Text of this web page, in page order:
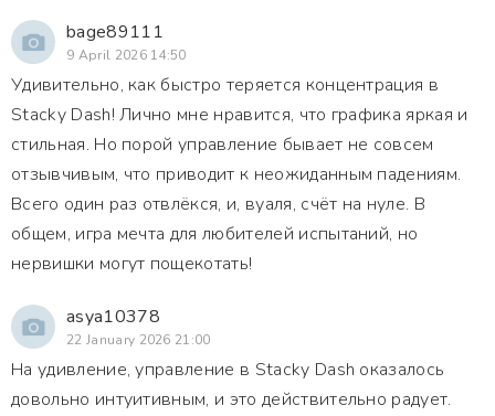
bage89111
9 April 2026 14:50
Удивительно, как быстро теряется концентрация в
Stacky Dash! Лично мне нравится, что графика яркая и
стильная. Но порой управление бывает не совсем
отзывчивым, что приводит к неожиданным падениям.
Всего один раз отвлёкся, и, вуаля, счёт на нуле. В
общем, игра мечта для любителей испытаний, но
нервишки могут пощекотать!
asya10378
22 January 2026 21:00
На удивление, управление в Stacky Dash оказалось
довольно интуитивным, и это действительно радует.